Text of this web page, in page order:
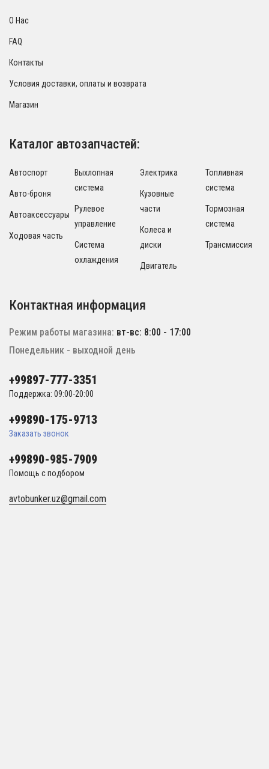
О Нас
FAQ
Контакты
Условия доставки, оплаты и возврата
Магазин
Каталог автозапчастей:
Автоспорт
Авто-броня
Автоаксессуары
Ходовая часть
Выхлопная
система
Рулевое
управление
Система
охлаждения
Электрика
Кузовные
части
Колеса и
диски
Двигатель
Топливная
система
Тормозная
система
Трансмиссия
Контактная информация
Режим работы магазина: вт-вс: 8:00 - 17:00
Понедельник - выходной день
+99897-777-3351
Поддержка: 09:00-20:00
+99890-175-9713
Заказать звонок
+99890-985-7909
Помощь с подбором
avtobunker.uz@gmail.com